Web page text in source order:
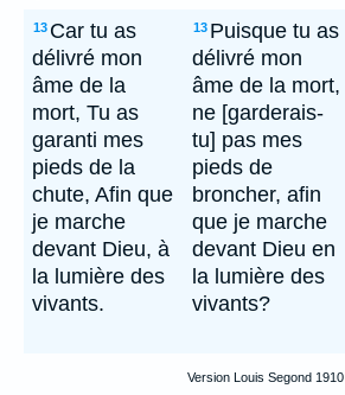
13 Car tu as
délivré mon
âme de la
mort, Tu as
garanti mes
pieds de la
chute, Afin que
je marche
devant Dieu, à
la lumière des
vivants.
13 Puisque tu as
délivré mon
âme de la mort,
ne [garderais-
tu] pas mes
pieds de
broncher, afin
que je marche
devant Dieu en
la lumière des
vivants?
Version Louis Segond 1910